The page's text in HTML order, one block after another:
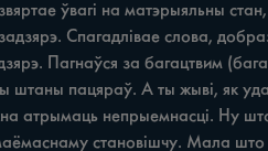
ўвагі на матэрыяльны
Спагадлівае слова,
Пагнаўся за багацтвим
пацяраў. А ты жыві, як
атрымаць непрыемнасці. Ну
становішчу. Мала